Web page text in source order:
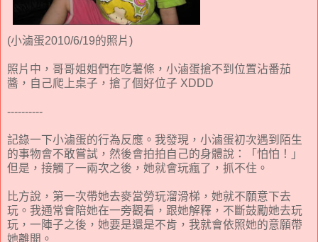
(小滷蛋2010/6/19的照片)
照片中，哥哥姐姐們在吃薯條，小滷蛋搶不到位置沾番茄
醬，自己爬上桌子，搶了個好位子 XDDD
----------
記錄一下小滷蛋的行為反應。我發現，小滷蛋初次遇到陌生
的事物會不敢嘗試，然後會拍拍自己的身體說：「怕怕！」
但是，接觸了一兩次之後，她就會玩瘋了，抓不住。
比方說，第一次帶她去麥當勞玩溜滑梯，她就不願意下去
玩。我通常會陪她在一旁觀看，跟她解釋，不斷鼓勵她去玩
玩，一陣子之後，她要是還是不肯，我就會依照她的意願帶
她離開。